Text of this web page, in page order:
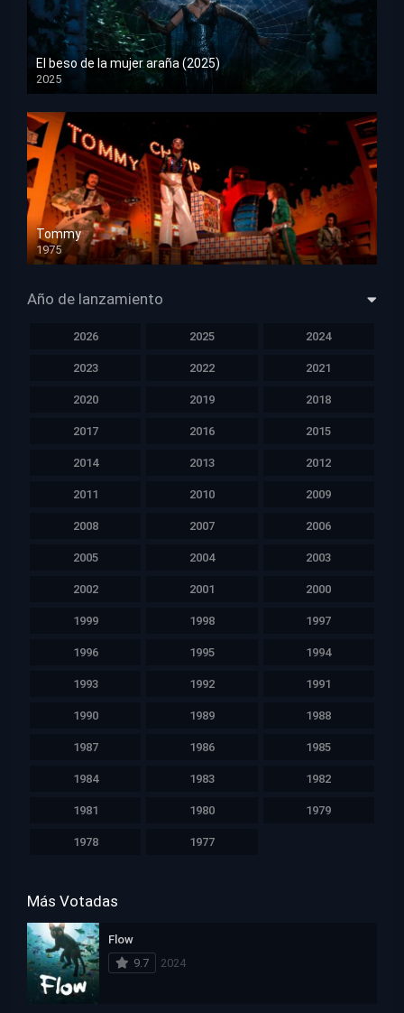
El beso de la mujer araña (2025)
2025
HD 1080p
Tommy
1975
HD 1080p
Año de lanzamiento
2026 2025 2024
2023 2022 2021
2020 2019 2018
2017 2016 2015
2014 2013 2012
2011 2010 2009
2008 2007 2006
2005 2004 2003
2002 2001 2000
1999 1998 1997
1996 1995 1994
1993 1992 1991
1990 1989 1988
1987 1986 1985
1984 1983 1982
1981 1980 1979
1978 1977
Más Votadas
Flow
9.7
2024